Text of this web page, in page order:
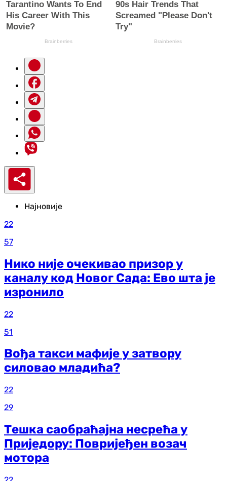
Најновије
22
57
Нико није очекивао призор у
каналу код Новог Сада: Ево шта је
изронило
22
51
Вођа такси мафије у затвору
силовао младића?
22
29
Тешка саобраћајна несрећа у
Приједору: Повријеђен возач
мотора